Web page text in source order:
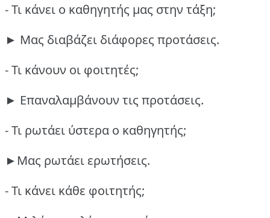
- Τι κάνει ο καθηγητής μας στην τάξη;
► Μας διαβάζει διάφορες προτάσεις.
- Τι κάνουν οι φοιτητές;
► Επαναλαμβάνουν τις προτάσεις.
- Τι ρωτάει ύστερα ο καθηγητής;
►Μας ρωτάει ερωτήσεις.
- Τι κάνει κάθε φοιτητής;